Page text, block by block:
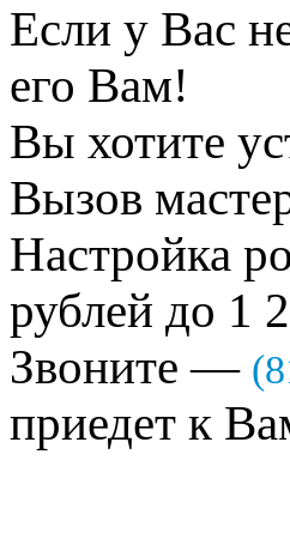
Если у Вас
его Вам!
Вы хотите
Вызов
Настройка
рублей до 1
Звоните —
приедет к